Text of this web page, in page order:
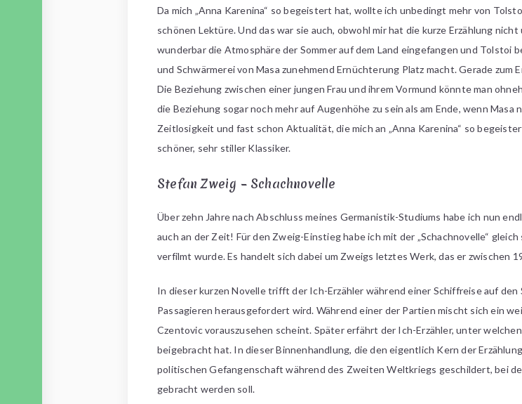
Da mich „Anna Karenina“ so begeistert hat, wollte ich unbedingt mehr von
schönen Lektüre. Und das war sie auch, obwohl mir hat die kurze Erzählung
wunderbar die Atmosphäre der Sommer auf dem Land eingefangen und Tolstoi
und Schwärmerei von Masa zunehmend Ernüchterung Platz macht. Gerade zum
Die Beziehung zwischen einer jungen Frau und ihrem Vormund könnte man
die Beziehung sogar noch mehr auf Augenhöhe zu sein als am Ende, wenn
Zeitlosigkeit und fast schon Aktualität, die mich an „Anna Karenina“ so
schöner, sehr stiller Klassiker.
Stefan Zweig – Schachnovelle
Über zehn Jahre nach Abschluss meines Germanistik-Studiums habe ich nun
auch an der Zeit! Für den Zweig-Einstieg habe ich mit der „Schachnovelle“
verfilmt wurde. Es handelt sich dabei um Zweigs letztes Werk, das er zwischen
In dieser kurzen Novelle trifft der Ich-Erzähler während einer Schiffreise auf
Passagieren herausgefordert wird. Während einer der Partien mischt sich ein
Czentovic vorauszusehen scheint. Später erfährt der Ich-Erzähler, unter
beigebracht hat. In dieser Binnenhandlung, die den eigentlich Kern der
politischen Gefangenschaft während des Zweiten Weltkriegs geschildert, bei
gebracht werden soll.